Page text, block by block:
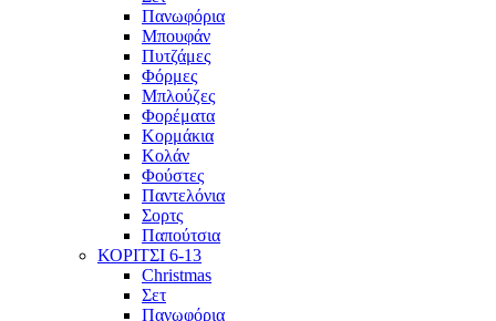
Πανωφόρια
Μπουφάν
Πυτζάμες
Φόρμες
Μπλούζες
Φορέματα
Κορμάκια
Κολάν
Φούστες
Παντελόνια
Σορτς
Παπούτσια
ΚΟΡΙΤΣΙ 6-13
Christmas
Σετ
Πανωφόρια